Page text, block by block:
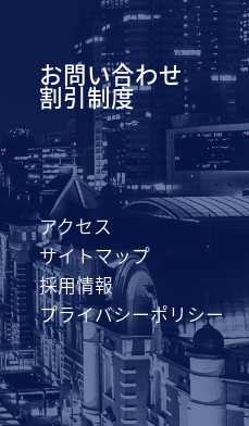
お問い合わせ
割引制度
アクセス
サイトマップ
採用情報
プライバシーポリシー